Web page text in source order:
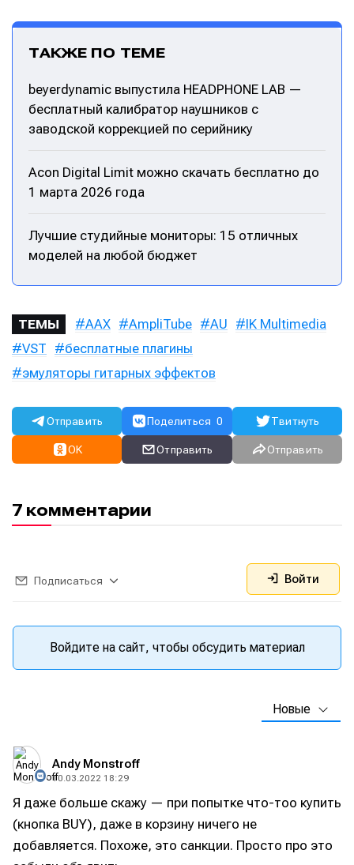
ТАКЖЕ ПО ТЕМЕ
beyerdynamic выпустила HEADPHONE LAB —
бесплатный калибратор наушников с
заводской коррекцией по серийнику
Acon Digital Limit можно скачать бесплатно до
1 марта 2026 года
Лучшие студийные мониторы: 15 отличных
моделей на любой бюджет
ТЕМЫ AAX AmpliTube AU
IK Multimedia
VST
бесплатные плагины
эмуляторы гитарных эффектов
Отправить Поделиться 0 Твитнуть
OK Отправить Отправить
7 комментарии
Подписаться Войти
Войдите на сайт, чтобы обсудить материал
Новые
Andy Monstroff
10.03.2022 18:29
Я даже больше скажу — при попытке что-тоо купить
(кнопка BUY), даже в корзину ничего не
добавляется. Похоже, это санкции. Просто про это